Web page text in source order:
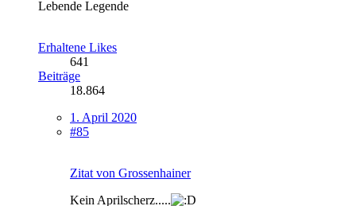
Lebende Legende
Erhaltene Likes
641
Beiträge
18.864
1. April 2020
#85
Zitat von Grossenhainer
Kein Aprilscherz.....